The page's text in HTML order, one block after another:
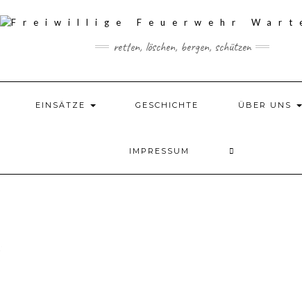
retten, löschen, bergen, schützen
EINSÄTZE GESCHICHTE ÜBER UNS
IMPRESSUM